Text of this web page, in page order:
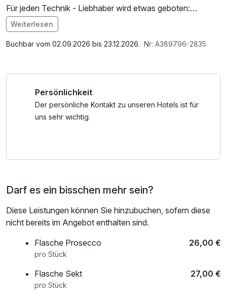
Für jeden Technik - Liebhaber wird etwas geboten:
Zeppeline, Automobile, Traktoren oder Eisenbahnen und
noch vieles mehr.... Abends genießen Sie kulinarische
Highlights in unserem Restaurant „Die Speiserei".
Im Angebot enthalten
Saunabenutzung, Saunatuch, Nutzung des
Weiterlesen
Buchbar vom 02.09.2026 bis 23.12.2026. Nr: A389796-2835
Persönlichkeit
Der persönliche Kontakt zu unseren Hotels ist für
uns sehr wichtig.
Darf es ein bisschen mehr sein?
Diese Leistungen können Sie hinzubuchen, sofern diese
nicht bereits im Angebot enthalten sind.
Flasche Prosecco
26,00 €
pro Stück
Flasche Sekt 27,00 €
pro Stück